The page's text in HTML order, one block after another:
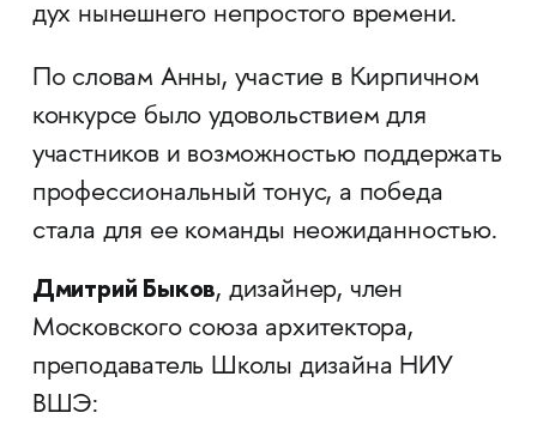
дух нынешнего непростого времени.
По словам Анны, участие в Кирпичном
конкурсе было удовольствием для
участников и возможностью поддержать
профессиональный тонус, а победа
стала для ее команды неожиданностью.
Дмитрий Быков, дизайнер, член
Московского союза архитектора,
преподаватель Школы дизайна НИУ
ВШЭ: